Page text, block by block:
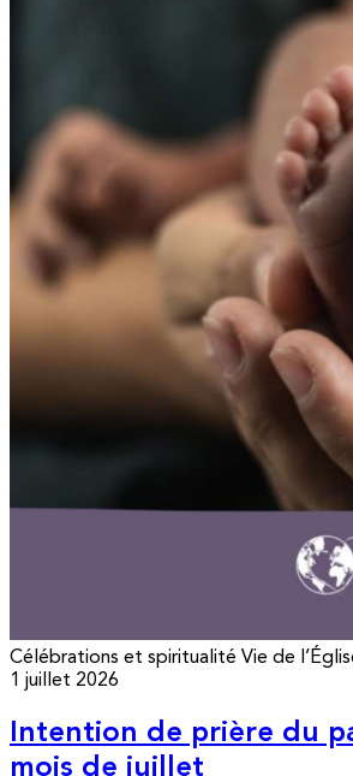
Célébrations et spiritualité Vie de
1 juillet 2026
Intention de prière du
mois de juillet